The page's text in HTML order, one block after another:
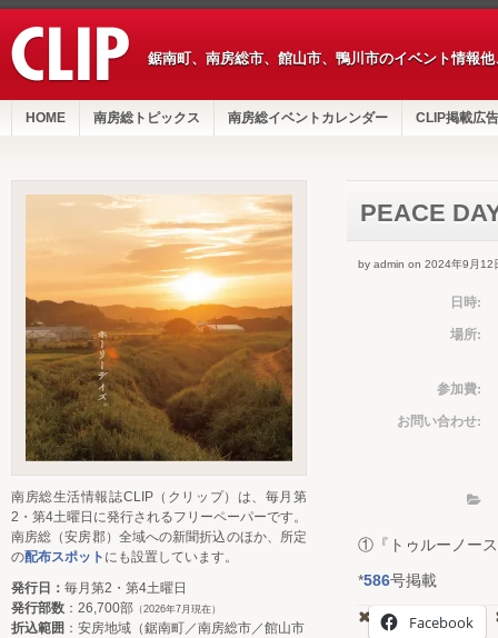
鋸南町、南房総市、館山市、鴨川市のイベント情報
HOME 南房総トピックス 南房総イベントカレンダー CLIP掲載広告
PEACE
by admin on 2024年9月12
日時:
場所:
参加費:
お問い合わせ:
①『トゥルーノー
*586号掲載
Facebook
南房総生活情報誌CLIP（クリップ）は、毎月第
2・第4土曜日に発行されるフリーペーパーです。
南房総（安房郡）全域への新聞折込のほか、所定
の配布スポット にも設置しています。
発行日： 毎月第2・第4土曜日
発行部数 ：26,700部 （2026年7月現在）
折込範囲 ：安房地域（鋸南町／南房総市／館山市